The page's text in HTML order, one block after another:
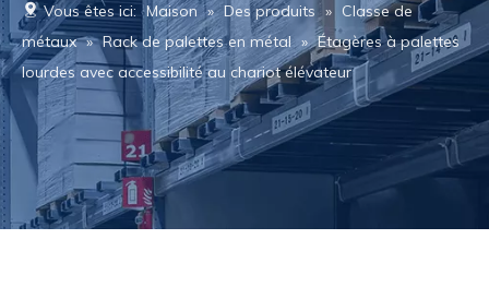
Vous êtes ici: Maison » Des produits » Classe de
métaux » Rack de palettes en métal » Étagères à palettes
lourdes avec accessibilité au chariot élévateur